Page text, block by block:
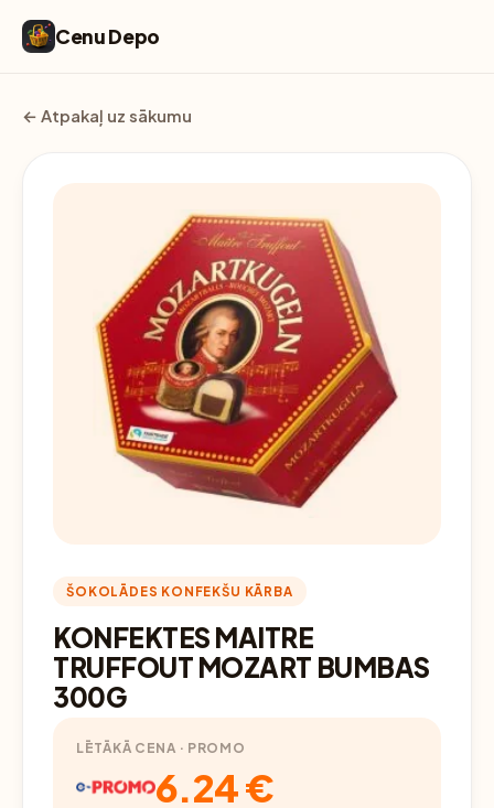
Cenu Depo
← Atpakaļ uz sākumu
ŠOKOLĀDES KONFEKŠU KĀRBA
KONFEKTES MAITRE
TRUFFOUT MOZART BUMBAS
300G
LĒTĀKĀ CENA · PROMO
6.24 €